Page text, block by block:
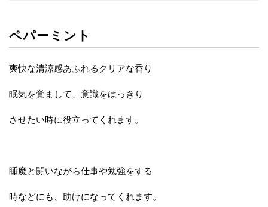
ペパーミント
爽快な清涼感あふれるクリアな香り
眠気を覚まして、意識をはっきり
させたい時に役立ってくれます。
睡魔と闘いながら仕事や勉強をする
時などにも、助けになってくれます。